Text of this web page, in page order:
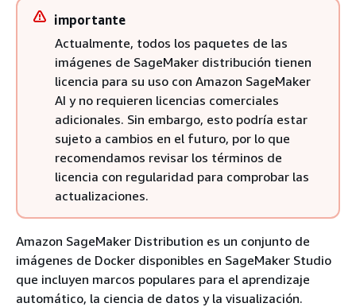
importante
Actualmente, todos los paquetes de las
imágenes de SageMaker distribución tienen
licencia para su uso con Amazon SageMaker
AI y no requieren licencias comerciales
adicionales. Sin embargo, esto podría estar
sujeto a cambios en el futuro, por lo que
recomendamos revisar los términos de
licencia con regularidad para comprobar las
actualizaciones.
Amazon SageMaker Distribution es un conjunto de
imágenes de Docker disponibles en SageMaker Studio
que incluyen marcos populares para el aprendizaje
automático, la ciencia de datos y la visualización.